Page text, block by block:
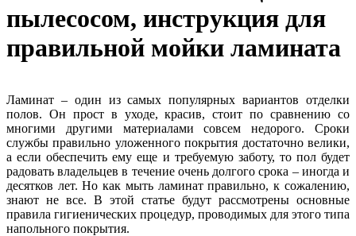
пылесосом, инструкция для
правильной мойки ламината
Ламинат – один из самых популярных вариантов отделки
полов. Он прост в уходе, красив, стоит по сравнению со
многими другими материалами совсем недорого. Сроки
службы правильно уложенного покрытия достаточно велики,
а если обеспечить ему еще и требуемую заботу, то пол будет
радовать владельцев в течение очень долгого срока – иногда и
десятков лет. Но как мыть ламинат правильно, к сожалению,
знают не все. В этой статье будут рассмотрены основные
правила гигиенических процедур, проводимых для этого типа
напольного покрытия.